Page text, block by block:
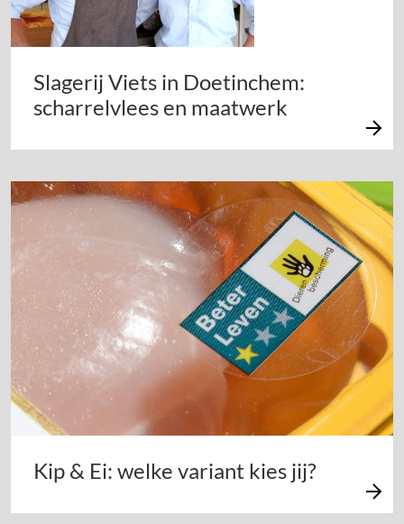
Slagerij Viets in Doetinchem:
scharrelvlees en maatwerk
Kip & Ei: welke variant kies jij?